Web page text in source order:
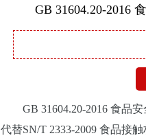
GB 31604.20-2016
GB 31604.20-2016 食品安
代替SN/T 2333-2009 食品接